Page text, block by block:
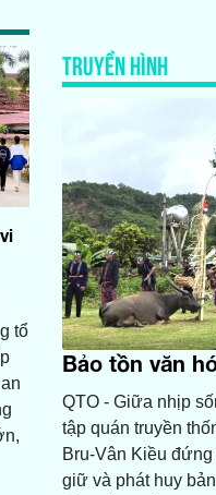
tổ
TRUYỀN HÌNH
Bảo tồn văn
QTO - Giữa nhịp
tập quán truyền
Bru-Vân Kiều
giữ và phát huy